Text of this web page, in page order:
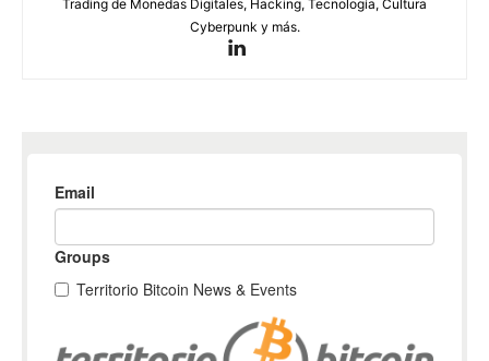
Trading de Monedas Digitales, Hacking, Tecnología, Cultura
Cyberpunk y más.